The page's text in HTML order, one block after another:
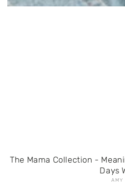
The Mama Collection -
Days
AMY